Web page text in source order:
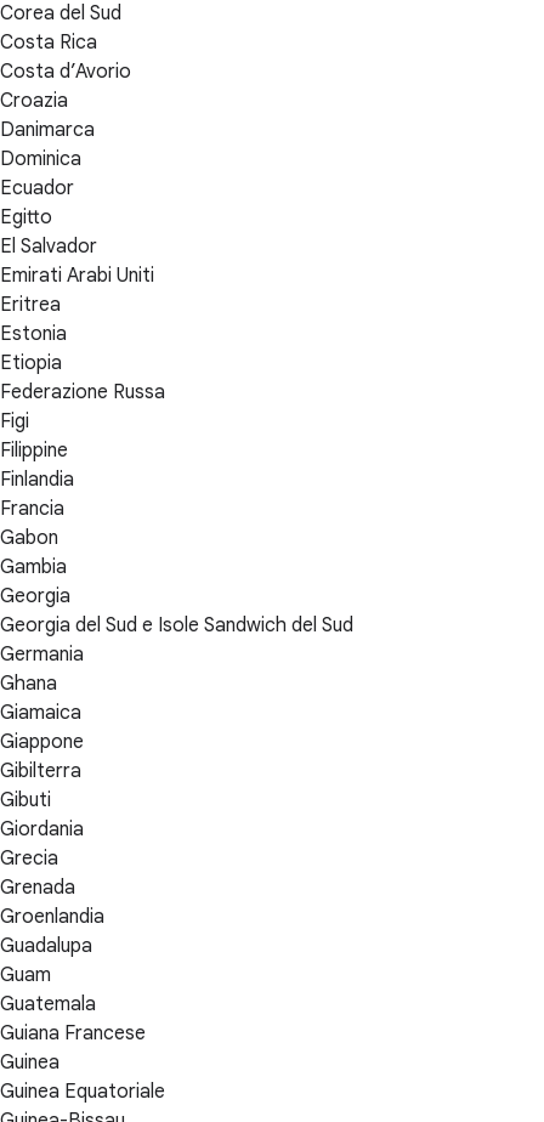
Corea del Sud
Costa Rica
Costa d’Avorio
Croazia
Danimarca
Dominica
Ecuador
Egitto
El Salvador
Emirati Arabi Uniti
Eritrea
Estonia
Etiopia
Federazione Russa
Figi
Filippine
Finlandia
Francia
Gabon
Gambia
Georgia
Georgia del Sud e Isole Sandwich del Sud
Germania
Ghana
Giamaica
Giappone
Gibilterra
Gibuti
Giordania
Grecia
Grenada
Groenlandia
Guadalupa
Guam
Guatemala
Guiana Francese
Guinea
Guinea Equatoriale